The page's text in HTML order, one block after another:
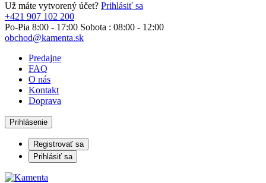
Už máte vytvorený účet? Prihlásiť sa
+421 907 102 200
Po-Pia 8:00 - 17:00 Sobota : 08:00 - 12:00
obchod@kamenta.sk
Predajne
FAQ
O nás
Kontakt
Doprava
Prihlásenie
Registrovať sa
Prihlásiť sa